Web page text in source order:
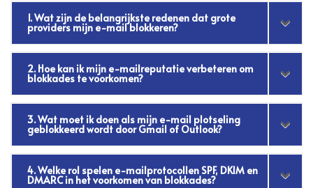
1. Wat zijn de belangrijkste redenen dat grote
providers mijn e-mail blokkeren?
2. Hoe kan ik mijn e-mailreputatie verbeteren om
blokkades te voorkomen?
3. Wat moet ik doen als mijn e-mail plotseling
geblokkeerd wordt door Gmail of Outlook?
4. Welke rol spelen e-mailprotocollen SPF, DKIM en
DMARC in het voorkomen van blokkades?